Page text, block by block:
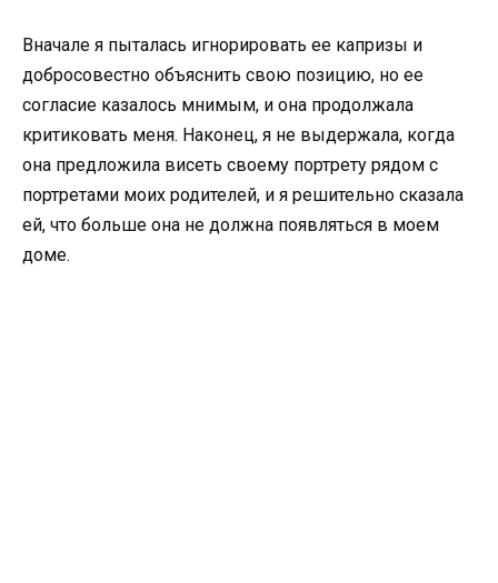
Вначале я пыталась игнорировать ее капризы и
добросовестно объяснить свою позицию, но ее
согласие казалось мнимым, и она продолжала
критиковать меня. Наконец, я не выдержала, когда
она предложила висеть своему портрету рядом с
портретами моих родителей, и я решительно сказала
ей, что больше она не должна появляться в моем
доме.